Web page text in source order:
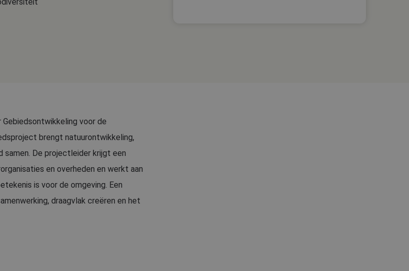
voor de
brengt natuurontwikkeling,
De projectleider krijgt een
en overheden en werkt aan
is voor de omgeving. Een
draagvlak creëren en het